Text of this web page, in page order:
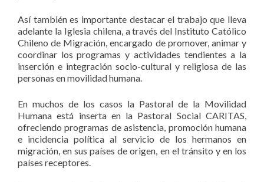
Así también es importante destacar el trabajo que lleva
adelante la Iglesia chilena, a través del Instituto Católico
Chileno de Migración, encargado de promover, animar y
coordinar los programas y actividades tendientes a la
inserción e integración socio-cultural y religiosa de las
personas en movilidad humana.
En muchos de los casos la Pastoral de la Movilidad
Humana está inserta en la Pastoral Social CARITAS,
ofreciendo programas de asistencia, promoción humana
e incidencia política al servicio de los hermanos en
migración, en sus países de origen, en el tránsito y en los
países receptores.